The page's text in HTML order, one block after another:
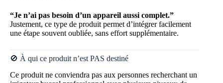
“Je n’ai pas besoin d’un appareil aussi complet.”
Justement, ce type de produit permet d’intégrer facilement
une étape souvent oubliée, sans effort supplémentaire.
🚫 À qui ce produit n’est PAS destiné
Ce produit ne conviendra pas aux personnes recherchant un